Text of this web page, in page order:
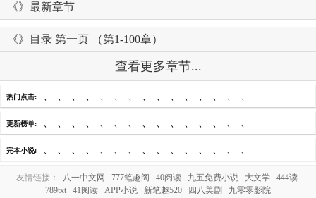
《》最新章节
《》目录 第一页 （第1-100章）
查看更多章节...
热门点击: 、 、 、 、 、 、 、 、 、 、 、 、 、 、 、
更新榜单: 、 、 、 、 、 、 、 、 、 、 、 、 、 、 、
完本小说: 、 、 、 、 、 、 、 、 、 、 、 、 、 、 、
友情链接： 八一中文网 777笔趣阁 40阅读 九五免费小说 大文学
444读
789txt
41阅读 APP小说 新笔趣520 四八美剧 九零零影院